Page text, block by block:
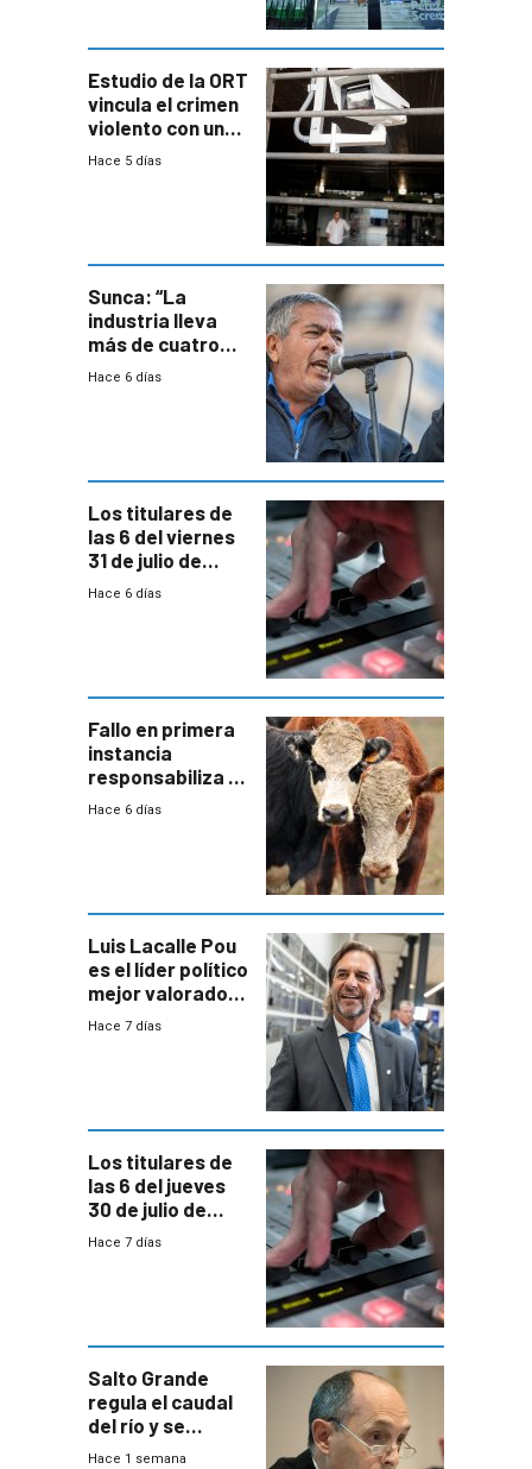
Estudio de la ORT
vincula el crimen
violento con una
menor creación
Hace 5 días
Sunca: “La
industria lleva
más de cuatro
meses sin
Hace 6 días
Los titulares de
las 6 del viernes
31 de julio de
2026
Hace 6 días
Fallo en primera
instancia
responsabiliza al
Estado por falta
Hace 6 días
Luis Lacalle Pou
es el líder político
mejor valorado
del país, según
Hace 7 días
Los titulares de
las 6 del jueves
30 de julio de
2026
Hace 7 días
Salto Grande
regula el caudal
del río y se
prepara para un
Hace 1 semana